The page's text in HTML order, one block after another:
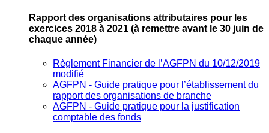
Rapport des organisations attributaires pour les
exercices 2018 à 2021 (à remettre avant le 30 juin de
chaque année)
Règlement Financier de l’AGFPN du 10/12/2019
modifié
AGFPN ‐ Guide pratique pour l’établissement du
rapport des organisations de branche
AGFPN ‐ Guide pratique pour la justification
comptable des fonds